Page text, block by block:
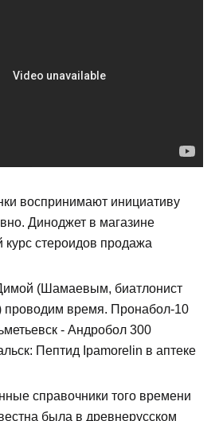
воспринимают инициативу
Диноджет в магазине
стероидов продажа
(Шамаевым, биатлонист
время. Пронабол-10
- Андробол 300
Пептид Ipamorelin в аптеке
справочники того времени
была в древнерусском